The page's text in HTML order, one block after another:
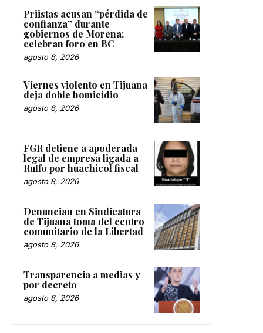
Priistas acusan “pérdida de
confianza” durante
gobiernos de Morena;
celebran foro en BC
agosto 8, 2026
Viernes violento en Tijuana
deja doble homicidio
agosto 8, 2026
FGR detiene a apoderada
legal de empresa ligada a
Ruffo por huachicol fiscal
agosto 8, 2026
Denuncian en Sindicatura
de Tijuana toma del centro
comunitario de la Libertad
agosto 8, 2026
Transparencia a medias y
por decreto
agosto 8, 2026